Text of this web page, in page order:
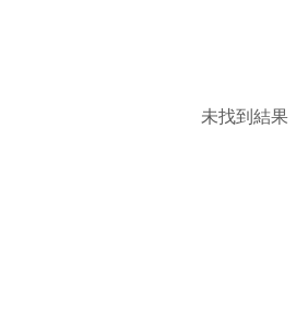
未找到結果